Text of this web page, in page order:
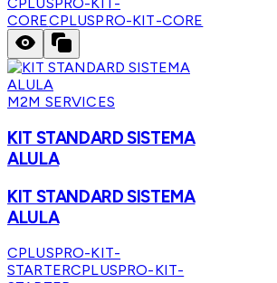
CORECPLUSPRO-KIT-CORE
M2M SERVICES
KIT STANDARD SISTEMA
ALULA
KIT STANDARD SISTEMA
ALULA
CPLUSPRO-KIT-
STARTERCPLUSPRO-KIT-